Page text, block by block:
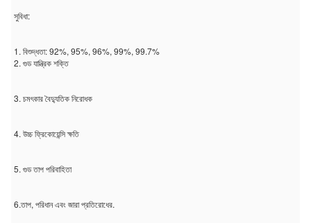
সুবিধা:
1. বিশুদ্ধতা: 92%, 95%, 96%, 99%, 99.7%
2. গুড যান্ত্রিক শক্তি
3. চমৎকার বৈদ্যুতিক নিরোধক
4. উচ্চ ফ্রিকোয়েন্সি ক্ষতি
5. গুড তাপ পরিবাহিতা
6.তাপ, পরিধান এবং জারা প্রতিরোধের.